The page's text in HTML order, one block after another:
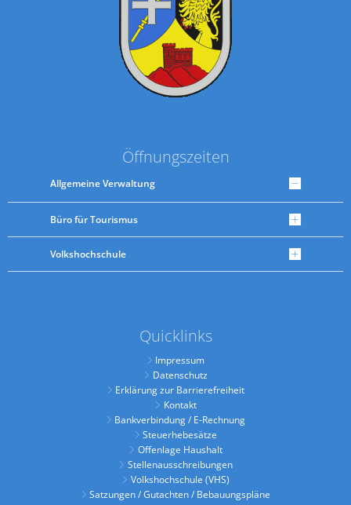
Öffnungszeiten
Allgemeine Verwaltung
Büro für Tourismus
Volkshochschule
Quicklinks
Impressum
Datenschutz
Erklärung zur Barrierefreiheit
Kontakt
Bankverbindung / E-Rechnung
Steuerhebesätze
Offenlage Haushalt
Stellenausschreibungen
Volkshochschule (VHS)
Satzungen / Gutachten / Bebauungspläne